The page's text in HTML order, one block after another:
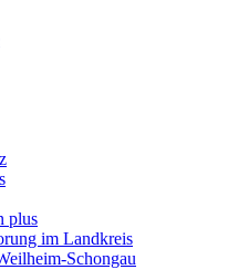
plus
im Landkreis
Schongau